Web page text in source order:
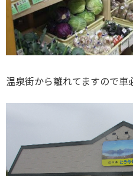
温泉街から離れてますので車